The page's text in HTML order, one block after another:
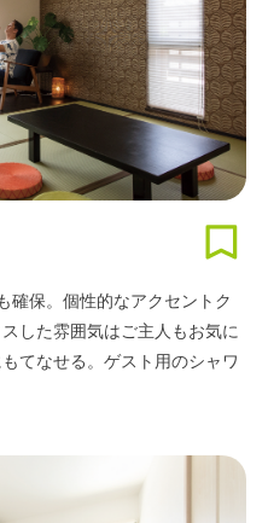
確保。個性的なアクセントク
した雰囲気はご主人もお気に
てなせる。ゲスト用のシャワ